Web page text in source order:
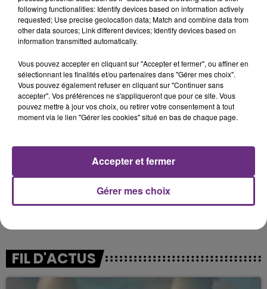
La programmation complète du Cabaret Vert 2017
est à découvrir
FIL D'ACTUS
following functionalities: Identify devices based on information actively
requested; Use precise geolocation data; Match and combine data from
other data sources; Link different devices; Identify devices based on
information transmitted automatically.
Vous pouvez accepter en cliquant sur "Accepter et fermer", ou affiner en
sélectionnant les finalités et/ou partenaires dans "Gérer mes choix".
Vous pouvez également refuser en cliquant sur "Continuer sans
accepter". Vos préférences ne s'appliqueront que pour ce site. Vous
pouvez mettre à jour vos choix, ou retirer votre consentement à tout
moment via le lien "Gérer les cookies" situé en bas de chaque page.
Gérer mes choix
Accepter et fermer